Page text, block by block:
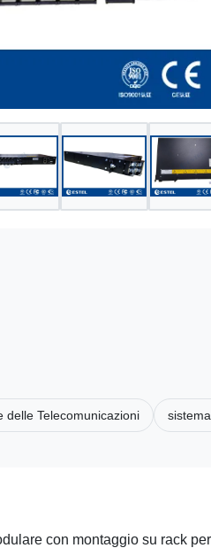
delle Telecomunicazioni
con montaggio su rack